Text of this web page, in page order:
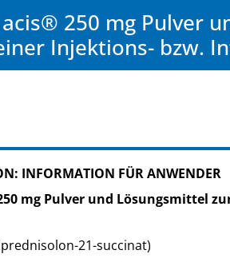
250 mg Pulver
Injektions- bzw.
INFORMATION FÜR ANWENDER
mg Pulver und Lösungsmittel
21-succinat)